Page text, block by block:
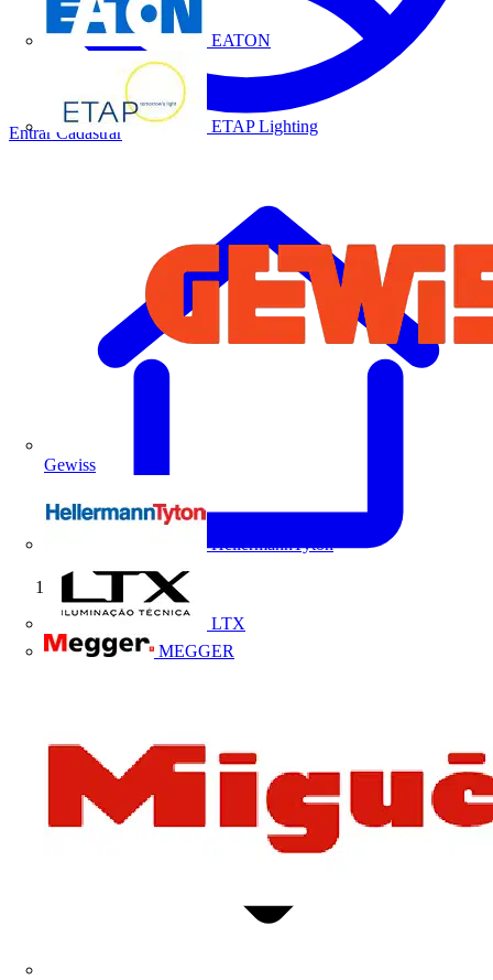
EATON
ETAP Lighting
Gewiss
HellermannTyton
LTX
MEGGER
Entrar Cadastrar
Início